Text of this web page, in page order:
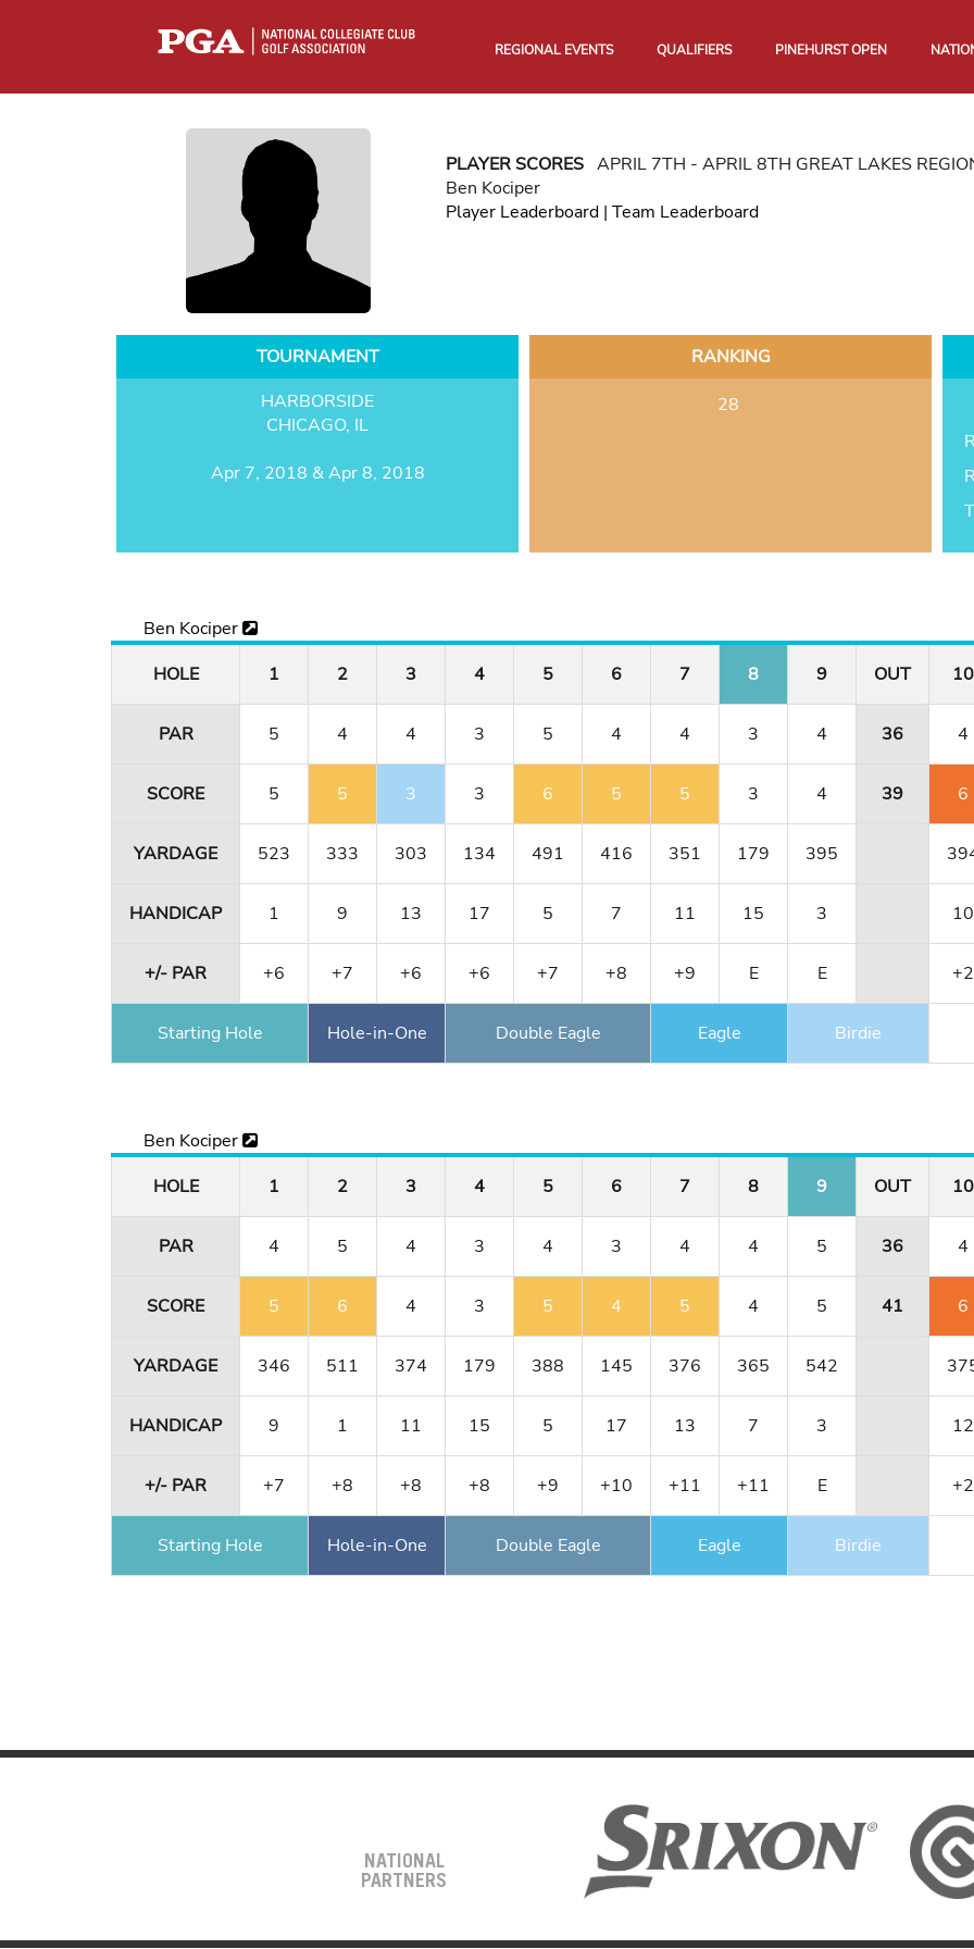
REGIONAL EVENTS QUALIFIERS PINEHURST OPEN
PLAYER SCORESAPRIL 7TH - APRIL 8TH GREAT LAKES
Ben Kociper
Player Leaderboard| Team Leaderboard
TOURNAMENT
HARBORSIDE
CHICAGO, IL
Apr 7, 2018 & Apr 8, 2018
RANKING
28
Ben Kociper
HOLE
1 2 3 4 5 6 7 8 9 OUT 10
PAR 5 4 4 3 5 4 4 3 4 36 4
SCORE 5 5 3 3 6 5 5 3 4 39 6
YARDAGE 523 333 303 134 491 416 351 179 395
HANDICAP 1 9 13 17 5 7 11 15 3 10
+/- PAR +6 +7 +6 +6 +7 +8 +9 E E +2
Starting Hole Hole-in-One Double Eagle Eagle Birdie
Ben Kociper
HOLE
1 2 3 4 5 6 7 8 9 OUT 10
PAR 4 5 4 3 4 3 4 4 5 36 4
SCORE 5 6 4 3 5 4 5 4 5 41 6
YARDAGE 346 511 374 179 388 145 376 365 542
HANDICAP 9 1 11 15 5 17 13 7 3 12
+/- PAR +7 +8 +8 +8 +9 +10 +11 +11 E +2
Starting Hole Hole-in-One Double Eagle Eagle Birdie
NATIONAL
PARTNERS